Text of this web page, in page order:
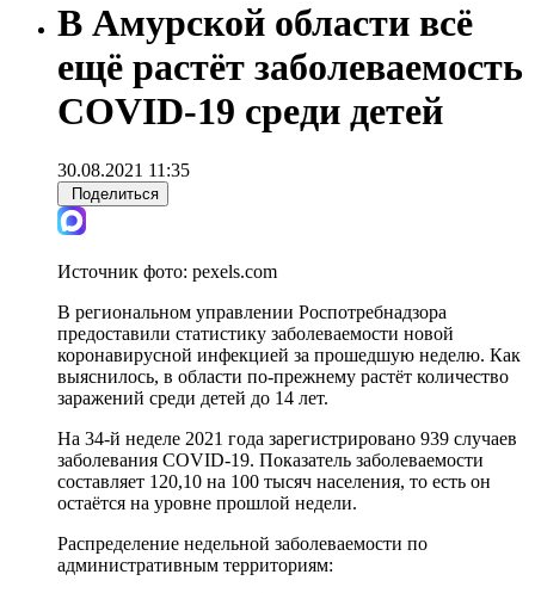
В Амурской области всё
ещё растёт заболеваемость
COVID-19 среди детей
30.08.2021 11:35
Поделиться
Источник фото: pexels.com
В региональном управлении Роспотребнадзора
предоставили статистику заболеваемости новой
коронавирусной инфекцией за прошедшую неделю. Как
выяснилось, в области по-прежнему растёт количество
заражений среди детей до 14 лет.
На 34-й неделе 2021 года зарегистрировано 939 случаев
заболевания COVID-19. Показатель заболеваемости
составляет 120,10 на 100 тысяч населения, то есть он
остаётся на уровне прошлой недели.
Распределение недельной заболеваемости по
административным территориям: